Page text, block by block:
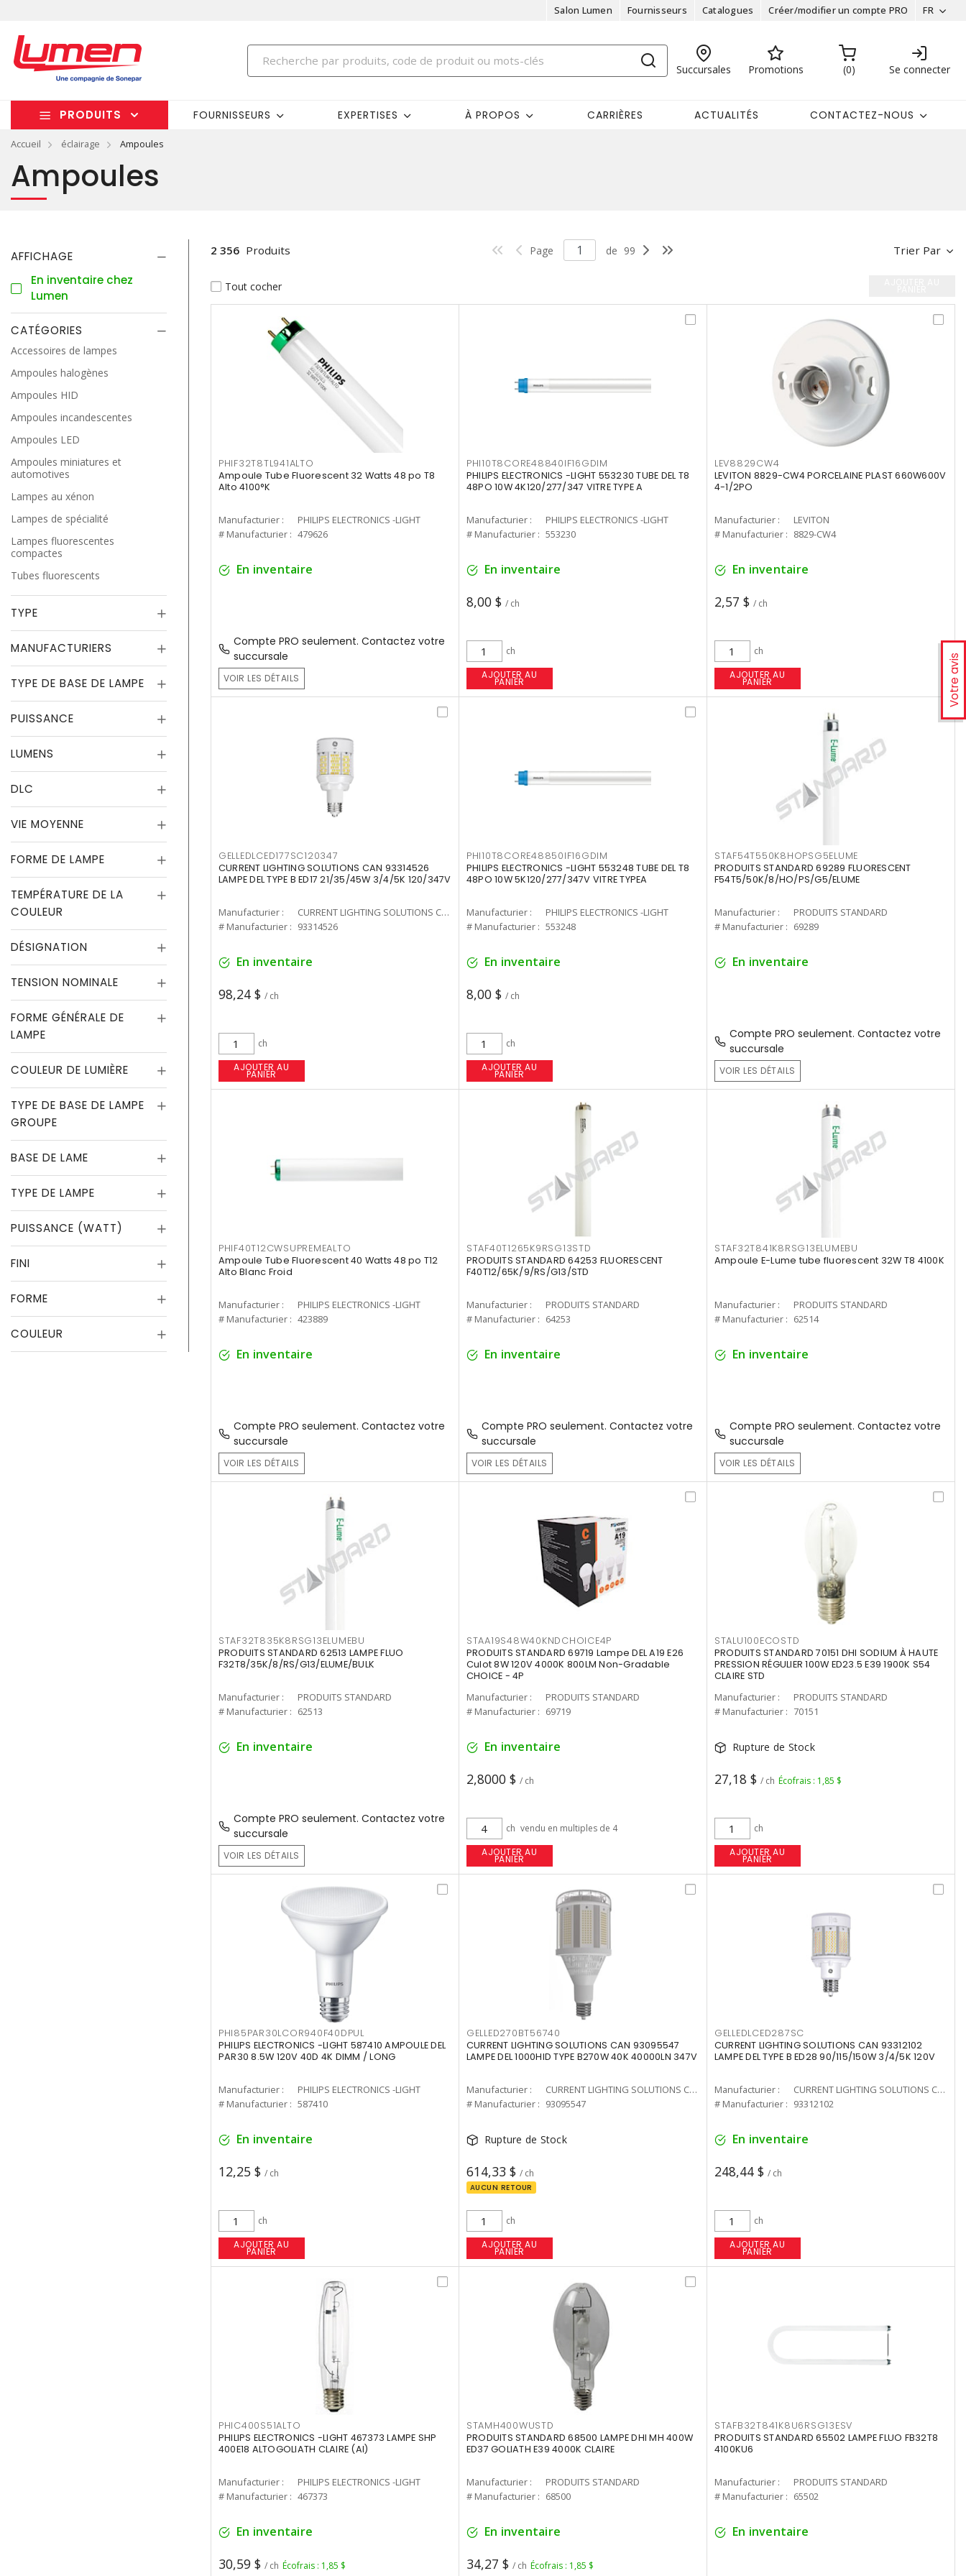
Salon Lumen Fournisseurs Catalogues Créer/modifier un compte PRO FR
Succursales Promotions 0 Se connecter
PRODUITS FOURNISSEURS EXPERTISES À PROPOS CARRIÈRES ACTUALITÉS CONTACTEZ-NOUS
Accueil éclairage Ampoules
Votre avis
Ampoules
AFFICHAGE
En inventaire chez
Lumen
CATÉGORIES
Accessoires de lampes
Ampoules halogènes
Ampoules HID
Ampoules incandescentes
Ampoules LED
Ampoules miniatures et
automotives
Lampes au xénon
Lampes de spécialité
Lampes fluorescentes
compactes
Tubes fluorescents
TYPE
MANUFACTURIERS
TYPE DE BASE DE LAMPE
PUISSANCE
LUMENS
DLC
VIE MOYENNE
FORME DE LAMPE
TEMPÉRATURE DE LA
COULEUR
DÉSIGNATION
TENSION NOMINALE
FORME GÉNÉRALE DE
LAMPE
COULEUR DE LUMIÈRE
TYPE DE BASE DE LAMPE
GROUPE
BASE DE LAME
TYPE DE LAMPE
PUISSANCE (WATT)
FINI
FORME
COULEUR
Trier Par
2 356 Produits Page de 99
Tout cocher
PHIF32T8TL941ALTO
Ampoule Tube Fluorescent 32 Watts 48 po T8
Alto 4100°K
Manufacturier :
PHILIPS ELECTRONICS -LIGHT
# Manufacturier : 479626
En inventaire
Compte PRO seulement. Contactez votre
succursale
VOIR LES DÉTAILS
PHI10T8CORE48840IF16GDIM
PHILIPS ELECTRONICS -LIGHT 553230 TUBE DEL T8
48PO 10W 4K120/277/347 VITRE TYPE A
Manufacturier :
PHILIPS ELECTRONICS -LIGHT
# Manufacturier : 553230
En inventaire
8,00 $ / ch
ch
AJOUTER AU
PANIER
LEV8829CW4
LEVITON 8829-CW4 PORCELAINE PLAST 660W600V
4-1/2PO
Manufacturier :
LEVITON
# Manufacturier : 8829-CW4
En inventaire
2,57 $ / ch
ch
AJOUTER AU
PANIER
GELLEDLCED177SC120347
CURRENT LIGHTING SOLUTIONS CAN 93314526
LAMPE DEL TYPE B ED17 21/35/45W 3/4/5K 120/347V
Manufacturier :
CURRENT LIGHTING SOLUTIONS CAN
# Manufacturier : 93314526
En inventaire
98,24 $ / ch
ch
AJOUTER AU
PANIER
PHI10T8CORE48850IF16GDIM
PHILIPS ELECTRONICS -LIGHT 553248 TUBE DEL T8
48PO 10W 5K120/277/347V VITRE TYPEA
Manufacturier :
PHILIPS ELECTRONICS -LIGHT
# Manufacturier : 553248
En inventaire
8,00 $ / ch
ch
AJOUTER AU
PANIER
STAF54T550K8HOPSG5ELUME
PRODUITS STANDARD 69289 FLUORESCENT
F54T5/50K/8/HO/PS/G5/ELUME
Manufacturier :
PRODUITS STANDARD
# Manufacturier : 69289
En inventaire
Compte PRO seulement. Contactez votre
succursale
VOIR LES DÉTAILS
PHIF40T12CWSUPREMEALTO
Ampoule Tube Fluorescent 40 Watts 48 po T12
Alto Blanc Froid
Manufacturier :
PHILIPS ELECTRONICS -LIGHT
# Manufacturier : 423889
En inventaire
Compte PRO seulement. Contactez votre
succursale
VOIR LES DÉTAILS
STAF40T1265K9RSG13STD
PRODUITS STANDARD 64253 FLUORESCENT
F40T12/65K/9/RS/G13/STD
Manufacturier :
PRODUITS STANDARD
# Manufacturier : 64253
En inventaire
Compte PRO seulement. Contactez votre
succursale
VOIR LES DÉTAILS
STAF32T841K8RSG13ELUMEBU
Ampoule E-Lume tube fluorescent 32W T8 4100K
Manufacturier :
PRODUITS STANDARD
# Manufacturier : 62514
En inventaire
Compte PRO seulement. Contactez votre
succursale
VOIR LES DÉTAILS
STAF32T835K8RSG13ELUMEBU
PRODUITS STANDARD 62513 LAMPE FLUO
F32T8/35K/8/RS/G13/ELUME/BULK
Manufacturier :
PRODUITS STANDARD
# Manufacturier : 62513
En inventaire
Compte PRO seulement. Contactez votre
succursale
VOIR LES DÉTAILS
STAA19S48W40KNDCHOICE4P
PRODUITS STANDARD 69719 Lampe DEL A19 E26
Culot 8W 120V 4000K 800LM Non-Gradable
CHOICE - 4P
Manufacturier :
PRODUITS STANDARD
# Manufacturier : 69719
En inventaire
2,8000 $ / ch
ch vendu en multiples de 4
AJOUTER AU
PANIER
STALU100ECOSTD
PRODUITS STANDARD 70151 DHI SODIUM À HAUTE
PRESSION RÉGULIER 100W ED23.5 E39 1900K S54
CLAIRE STD
Manufacturier :
PRODUITS STANDARD
# Manufacturier : 70151
Rupture de Stock
27,18 $ / ch Écofrais : 1,85 $
ch
AJOUTER AU
PANIER
PHI85PAR30LCOR940F40DPUL
PHILIPS ELECTRONICS -LIGHT 587410 AMPOULE DEL
PAR30 8.5W 120V 40D 4K DIMM / LONG
Manufacturier :
PHILIPS ELECTRONICS -LIGHT
# Manufacturier : 587410
En inventaire
12,25 $ / ch
ch
AJOUTER AU
PANIER
GELLED270BT56740
CURRENT LIGHTING SOLUTIONS CAN 93095547
LAMPE DEL 1000HID TYPE B270W 40K 40000LN 347V
Manufacturier :
CURRENT LIGHTING SOLUTIONS CAN
# Manufacturier : 93095547
Rupture de Stock
614,33 $ / ch
AUCUN RETOUR
ch
AJOUTER AU
PANIER
GELLEDLCED287SC
CURRENT LIGHTING SOLUTIONS CAN 93312102
LAMPE DEL TYPE B ED28 90/115/150W 3/4/5K 120V
Manufacturier :
CURRENT LIGHTING SOLUTIONS CAN
# Manufacturier : 93312102
En inventaire
248,44 $ / ch
ch
AJOUTER AU
PANIER
PHIC400S51ALTO
PHILIPS ELECTRONICS -LIGHT 467373 LAMPE SHP
400E18 ALTOGOLIATH CLAIRE (AI)
Manufacturier :
PHILIPS ELECTRONICS -LIGHT
# Manufacturier : 467373
En inventaire
30,59 $ / ch Écofrais : 1,85 $
STAMH400WUSTD
PRODUITS STANDARD 68500 LAMPE DHI MH 400W
ED37 GOLIATH E39 4000K CLAIRE
Manufacturier :
PRODUITS STANDARD
# Manufacturier : 68500
En inventaire
34,27 $ / ch Écofrais : 1,85 $
STAFB32T841K8U6RSG13ESV
PRODUITS STANDARD 65502 LAMPE FLUO FB32T8
4100KU6
Manufacturier :
PRODUITS STANDARD
# Manufacturier : 65502
En inventaire